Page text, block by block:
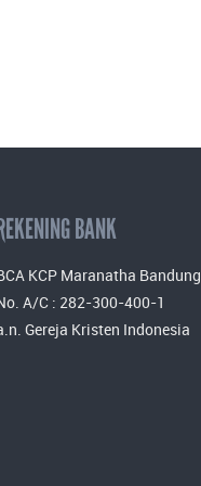
BANK
KCP Maranatha Bandung
A/C : 282-300-400-1
Gereja Kristen Indonesia